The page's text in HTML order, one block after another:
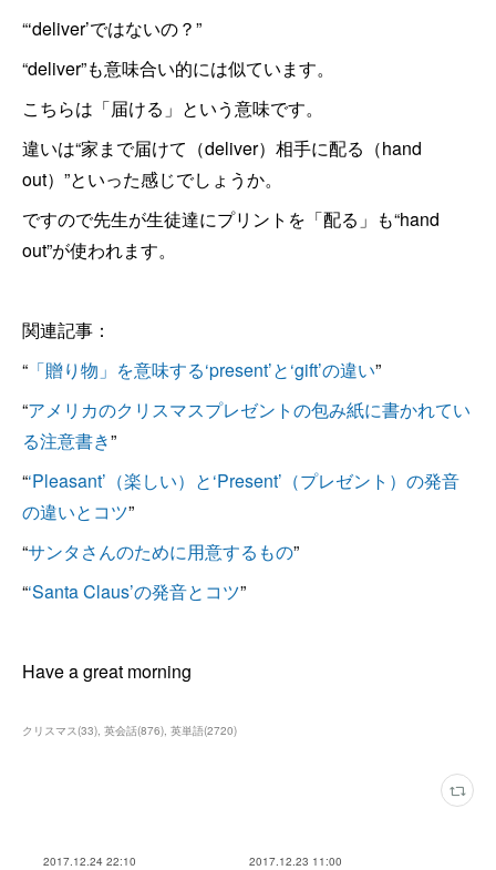
“‘deliver’ではないの？”
“deliver”も意味合い的には似ています。
こちらは「届ける」という意味です。
違いは“家まで届けて（deliver）相手に配る（hand
out）”といった感じでしょうか。
ですので先生が生徒達にプリントを「配る」も“hand
out”が使われます。
関連記事：
“ 「贈り物」を意味する‘present’と‘gift’の違い”
“アメリカのクリスマスプレゼントの包み紙に書かれてい
る注意書き”
“‘Pleasant’（楽しい）と‘Present’（プレゼント）の発音
の違いとコツ”
“サンタさんのために用意するもの”
“‘Santa Claus’の発音とコツ”
Have a great morning
クリスマス(33) 英会話(876) 英単語(2720)
2017.12.24 22:10 2017.12.23 11:00